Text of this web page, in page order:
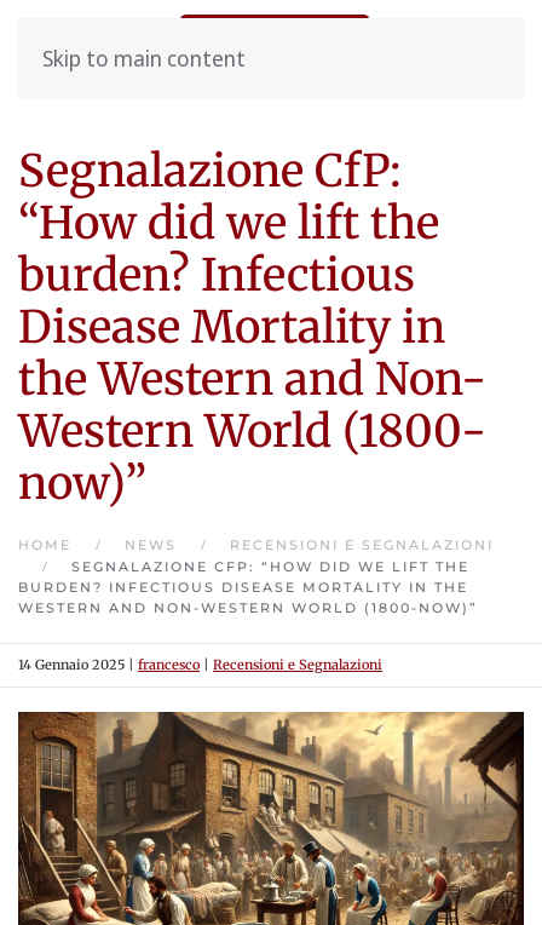
Skip to main content
Segnalazione CfP:
“How did we lift the
burden? Infectious
Disease Mortality in
the Western and Non-
Western World (1800-
now)”
HOME NEWS
RECENSIONI E SEGNALAZIONI
SEGNALAZIONE CFP: “HOW DID WE LIFT THE
BURDEN? INFECTIOUS DISEASE MORTALITY IN THE
WESTERN AND NON-WESTERN WORLD (1800-NOW)”
14 Gennaio 2025 francesco Recensioni e Segnalazioni